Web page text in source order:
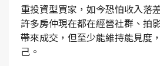
重投資型買家，如今恐怕收入落
許多房仲現在都在經營社群、拍
帶來成交，但至少能維持能見度
己。